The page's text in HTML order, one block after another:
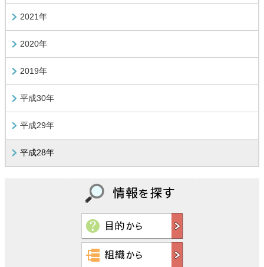
2021年
2020年
2019年
平成30年
平成29年
平成28年